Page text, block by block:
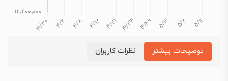
توضیحات بیشتر نظرات کاربران